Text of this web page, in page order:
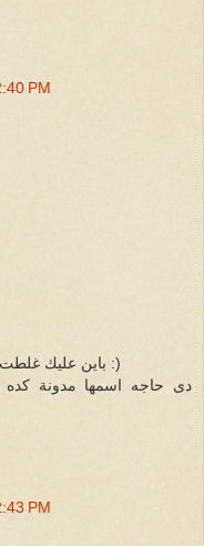
PM
باين عليك غلطت فى العنوان .. دى مش وكالة البطيخ :)
دى حاجه اسمها مدونة
PM